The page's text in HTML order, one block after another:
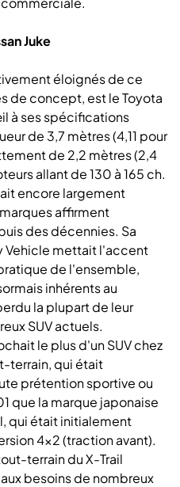
Juke
éloignés de ce
de concept, est le Toyota
à ses spécifications
de 3,7 mètres (4,11 pour
de 2,2 mètres (2,4
allant de 130 à 165 ch.
encore largement
affirment
des décennies. Sa
Vehicle mettait l'accent
de l'ensemble,
inhérents au
la plupart de leur
SUV actuels.
le plus d'un SUV chez
terrain, qui était
prétention sportive ou
que la marque japonaise
qui était initialement
4x2 (traction avant).
terrain du X-Trail
besoins de nombreux